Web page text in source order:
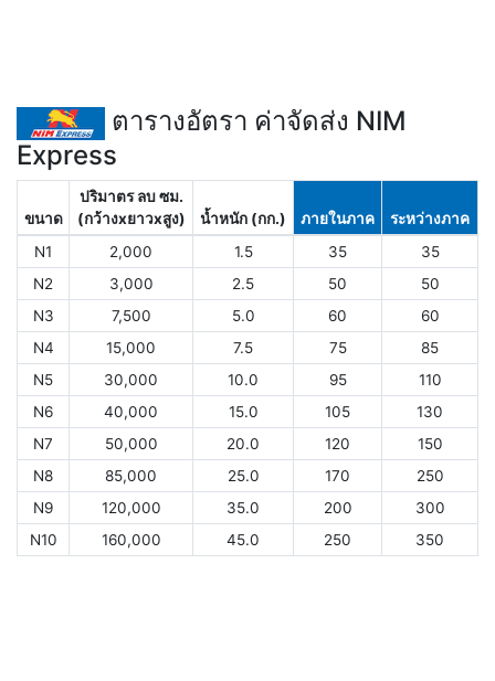
ตารางอัตรา ค่าจัดส่ง NIM
Express
ขนาด
ปริมาตร ลบ ซม.
(กว้างxยาวxสูง)
น้ำหนัก (กก.) ภายในภาค
ระหว่างภาค
N1
2,000 1.5 35
35
N2
3,000 2.5 50
50
N3
7,500 5.0 60
60
N4
15,000 7.5 75
85
N5
30,000 10.0 95
110
N6
40,000 15.0 105
130
N7
50,000 20.0 120
150
N8
85,000 25.0 170
250
N9
120,000 35.0 200
300
N10
160,000 45.0 250 350